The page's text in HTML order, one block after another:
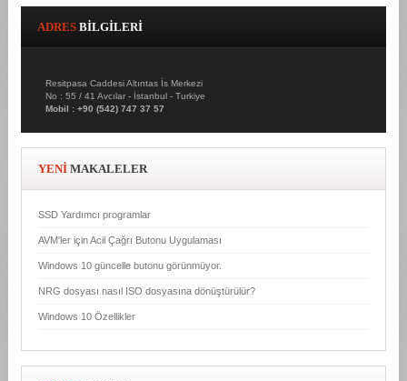
ADRES BILGILERI
Resitpasa Caddesi Altıntas İs Merkezi
No : 55 / 41 Avcılar - İstanbul - Turkiye
Mobil : +90 (542) 747 37 57
YENI MAKALELER
SSD Yardımcı programlar
AVM'ler için Acil Çağrı Butonu Uygulaması
Windows 10 güncelle butonu görünmüyor.
NRG dosyası nasıl ISO dosyasına dönüştürülür?
Windows 10 Özellikler